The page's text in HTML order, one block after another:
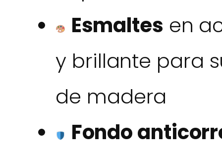
Esmaltes en
y brillante para
de madera
Fondo